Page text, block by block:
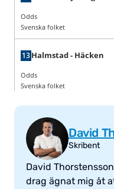
David
Skribent
David
drag ägnat mig åt